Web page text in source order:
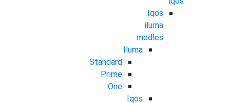
Iqos
iluma
modles
Iluma
Standard
Prime
One
Iqos